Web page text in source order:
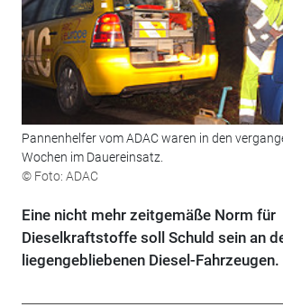
Pannenhelfer vom ADAC waren in den
Wochen im Dauereinsatz.
© Foto: ADAC
Eine nicht mehr zeitgemäße Norm für
Dieselkraftstoffe soll Schuld sein an
liegengebliebenen Diesel-Fahrzeugen.